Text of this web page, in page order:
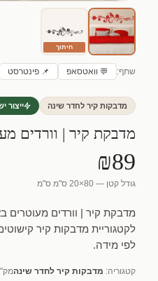
חיתוך
שתף: 💬 וואטסאפ 📌 פינטרסט
מדבקות קיר לחדר שינה ייצור
מדבקת קיר | וורדים
₪89
גודל קטן — 80×20 ס"מ ס"מ
מדבקת קיר | וורדים מעוטרים
לפי מידה.
קטגוריה: מדבקות קיר לחדר שינה